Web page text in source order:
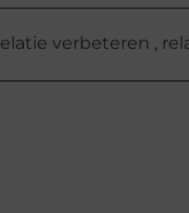
verbeteren ,